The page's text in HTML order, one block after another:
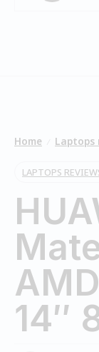
Home Laptops
LAPTOPS
14″